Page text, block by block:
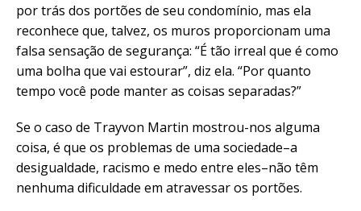
por trás dos portões de seu condomínio, mas ela
reconhece que, talvez, os muros proporcionam uma
falsa sensação de segurança: “É tão irreal que é como
uma bolha que vai estourar”, diz ela. “Por quanto
tempo você pode manter as coisas separadas?”
Se o caso de Trayvon Martin mostrou-nos alguma
coisa, é que os problemas de uma sociedade–a
desigualdade, racismo e medo entre eles–não têm
nenhuma dificuldade em atravessar os portões.